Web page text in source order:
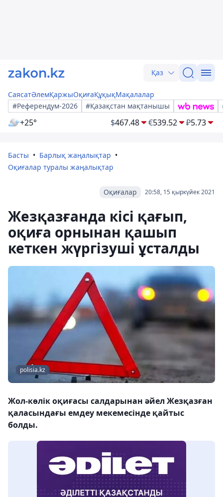
Қаз
СаясатӘлемҚаржыОқиғаҚұқықМақалалар
#Референдум-2026
#Қазақстан мақтанышы
+25° $467.48 €539.52 ₽5.73
Басты
Барлық жаңалықтар
Оқиғалар туралы жаңалықтар
20:58, 15 қыркүйек 2021
Оқиғалар
Жезқазғанда кісі қағып,
оқиға орнынан қашып
кеткен жүргізуші ұсталды
polisia.kz
Жол-көлік оқиғасы салдарынан әйел Жезқазған
қаласындағы емдеу мекемесінде қайтыс
болды.